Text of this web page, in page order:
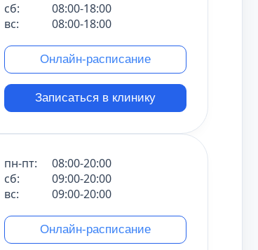
сб:
08:00-18:00
вс:
08:00-18:00
Онлайн-расписание
Записаться в клинику
пн-пт:
08:00-20:00
сб:
09:00-20:00
вс:
09:00-20:00
Онлайн-расписание